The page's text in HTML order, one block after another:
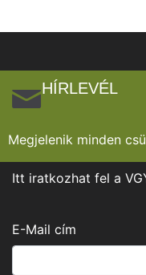
HÍRLEVÉL
Megjelenik minden
Itt iratkozhat fel a
E-Mail cím